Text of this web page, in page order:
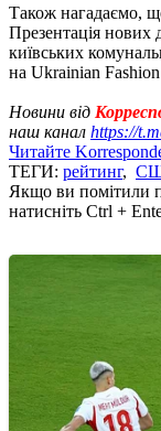
Також нагадаємо,
Презентація нових
київських
на Ukrainian
Новини від
наш канал https://
Читайте
ТЕГИ: рейтинг,
Якщо ви помітили
натисніть Ctrl +